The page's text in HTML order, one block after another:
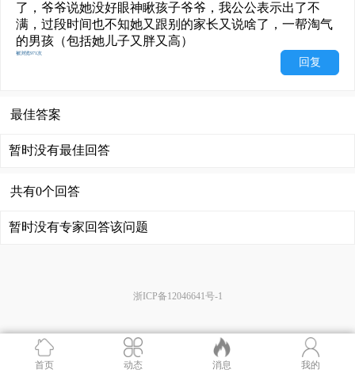
了，爷爷说她没好眼神瞅孩子爷爷，我公公表示出了不
满，过段时间也不知她又跟别的家长又说啥了，一帮淘气
的男孩（包括她儿子又胖又高）
被浏览971次
回复
最佳答案
暂时没有最佳回答
共有0个回答
暂时没有专家回答该问题
浙ICP备12046641号-1
首页 动态 消息 我的